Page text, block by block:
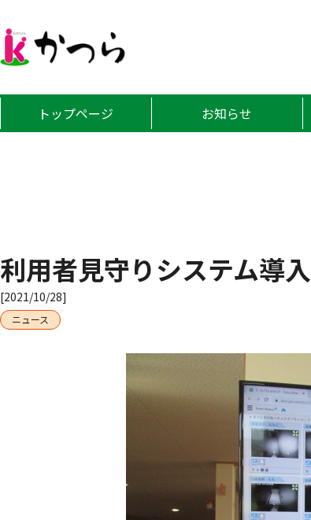
トップページ お知らせ
利用者見守りシステム導入
[2021/10/28]
ニュース